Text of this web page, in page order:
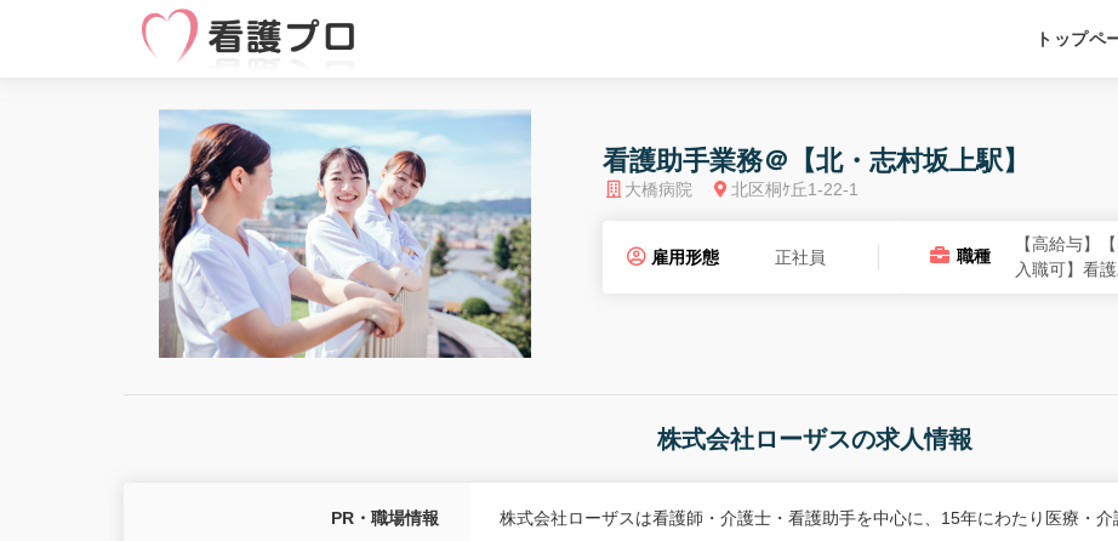
トップペ
看護助手業務＠【北・志村坂上駅】
大橋病院 北区桐ｹ丘1-22-1
雇用形態 正社員 職種
【高給与】
入職可】看
株式会社ローザスの求人情報
PR・職場情報
株式会社ローザスは看護師・介護士・看護助手を中心に、15年にわたり医療・介